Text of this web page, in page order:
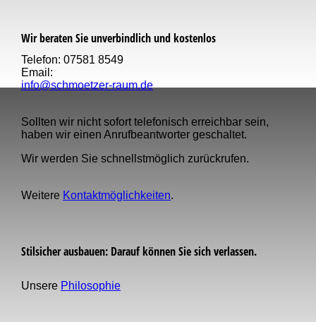
Wir beraten Sie unverbindlich und kostenlos
Telefon: 07581 8549
Email:
info@schmoetzer-raum.de
Sollten wir nicht sofort telefonisch erreichbar sein,
haben wir einen Anruf­beantworter geschaltet.
Wir werden Sie schnellst­möglich zurückrufen.
Weitere Kontaktmöglichkeiten.
Stilsicher ausbauen: Darauf können Sie sich verlassen.
Unsere Philosophie